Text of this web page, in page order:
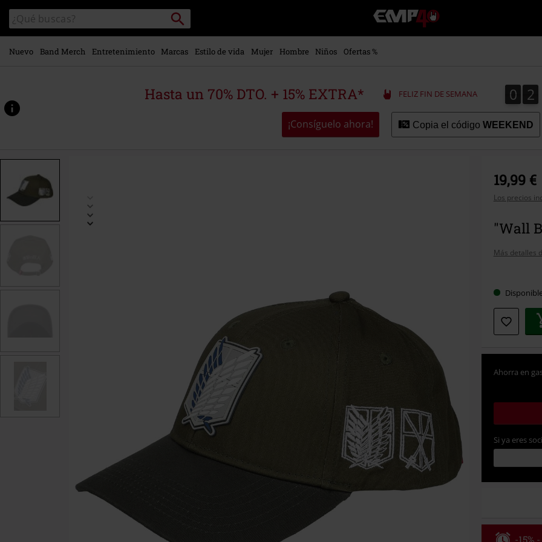
contenido
principal
Buscar
en
el
catálogo
Buscar
EMP
-
Música,
Merch
Ropa
Alternativa
Nuevo Band Merch Entretenimiento Marcas Estilo de vida Mujer Hombre Niños Ofertas %
Hasta un 70% DTO. + 15% EXTRA* FELIZ FIN DE SEMANA 0
0 2
2
¡Consíguelo ahora! Copia el código WEEKEND
www.emp-
p/wall-
587679St.html
19,99 €
Los precios
"Wall
Más detalles
Elige
tu
talla
Ahorra en
Si ya eres
-15%